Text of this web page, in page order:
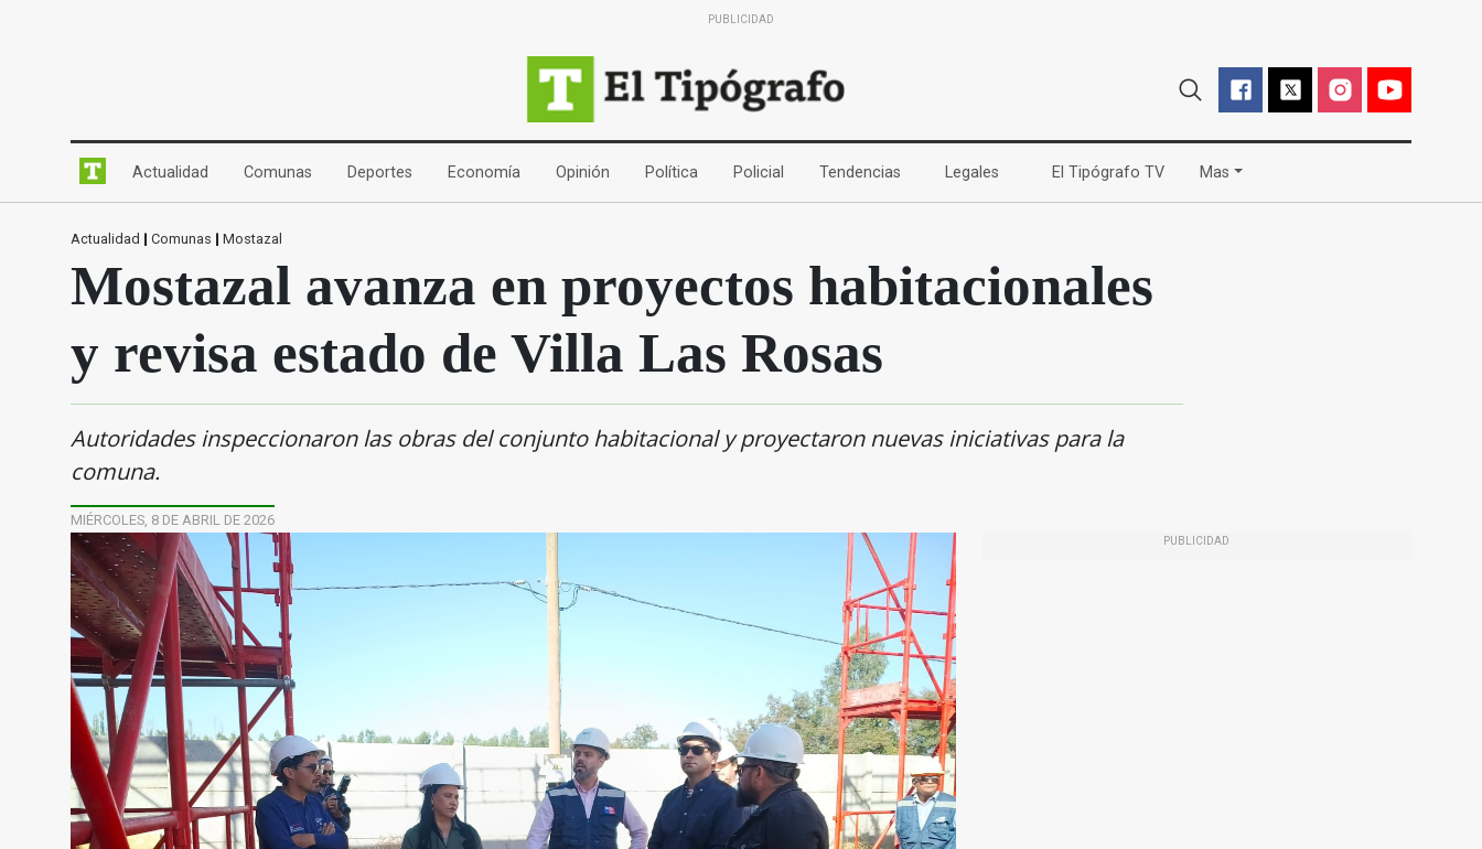
PUBLICIDAD
Actualidad (current)Comunas (current)Deportes (current)Economía (current)Opinión (current)Política (current)Policial (current)Tendencias (current)Legales (current)El Tipógrafo TV(current)
Mas
Actualidad | Comunas | Mostazal
Mostazal avanza en proyectos habitacionales
y revisa estado de Villa Las Rosas
Autoridades inspeccionaron las obras del conjunto habitacional y proyectaron nuevas iniciativas para la
comuna.
MIÉRCOLES, 8 DE ABRIL DE 2026
PUBLICIDAD